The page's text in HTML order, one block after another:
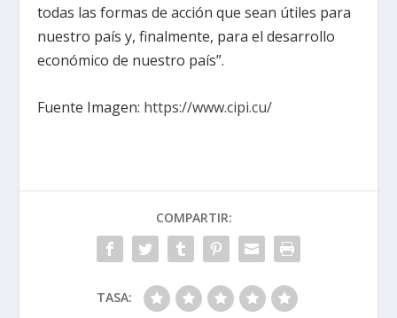
todas las formas de acción que sean útiles para
nuestro país y, finalmente, para el desarrollo
económico de nuestro país”.
Fuente Imagen: https://www.cipi.cu/
COMPARTIR:
TASA: